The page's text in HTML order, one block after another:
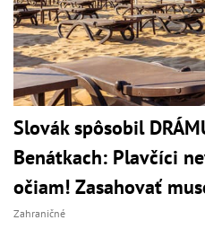
Slovák spôsobil
Benátkach: Plavčíci
očiam! Zasahovať
Zahraničné